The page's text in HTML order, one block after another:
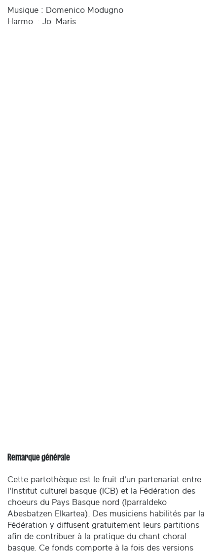
Musique : Domenico Modugno
Harmo. : Jo. Maris
Remarque générale
Cette partothèque est le fruit d'un partenariat entre
l'Institut culturel basque (ICB) et la Fédération des
choeurs du Pays Basque nord (Iparraldeko
Abesbatzen Elkartea). Des musiciens habilités par la
Fédération y diffusent gratuitement leurs partitions
afin de contribuer à la pratique du chant choral
basque. Ce fonds comporte à la fois des versions